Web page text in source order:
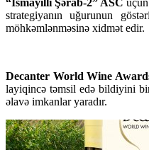
“İsmayıllı Şərab-2” ASC
strategiyanın uğurunun
möhkəmlənməsinə xidmət edir.
Decanter World Wine
layiqincə təmsil edə bildiyini
əlavə imkanlar yaradır.